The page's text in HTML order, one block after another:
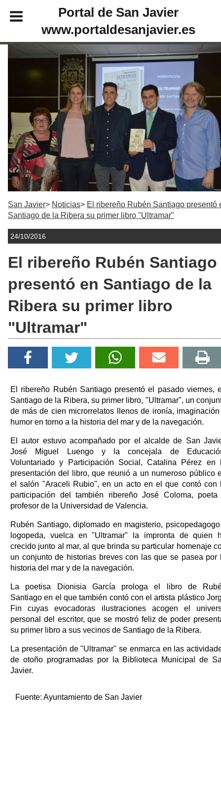
Portal de San Javier
www.portaldesanjavier.es
San Javier Noticias
El ribereño Rubén Santiago presentó
Santiago de la Ribera su primer libro "Ultramar"
24/10/2016
El ribereño Rubén Santiago
presentó en Santiago de la
Ribera su primer libro
"Ultramar"
El ribereño Rubén Santiago presentó el pasado viernes,
Santiago de la Ribera, su primer libro, "Ultramar", un
de más de cien microrrelatos llenos de ironía,
humor en torno a la historia del mar y de la navegación.
El autor estuvo acompañado por el alcalde de San
José Miguel Luengo y la concejala de
Voluntariado y Participación Social, Catalina Pérez en
presentación del libro, que reunió a un numeroso público
el salón "Araceli Rubio", en un acto en el que contó con
participación del también ribereño José Coloma,
profesor de la Universidad de Valencia.
Rubén Santiago, diplomado en magisterio,
logopeda, vuelca en "Ultramar" la impronta de quien
crecido junto al mar, al que brinda su particular homenaje
un conjunto de historias breves con las que se pasea por
historia del mar y de la navegación.
La poetisa Dionisia García prologa el libro de
Santiago en el que también contó con el artista plástico
Fin cuyas evocadoras ilustraciones acogen el
personal del escritor, que se mostró feliz de poder
su primer libro a sus vecinos de Santiago de la Ribera.
La presentación de "Ultramar" se enmarca en las
de otoño programadas por la Biblioteca Municipal de
Javier.
Fuente: Ayuntamiento de San Javier